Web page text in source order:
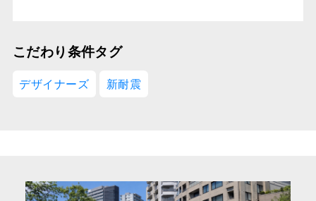
こだわり条件タグ
デザイナーズ 新耐震